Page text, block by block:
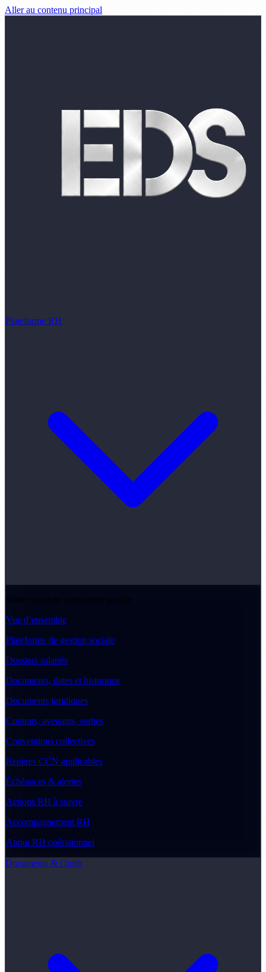
Aller au contenu principal
Plateforme RH
Votre co-pilote conformité sociale
Vue d’ensemble
Plateforme de gestion sociale
Dossiers salariés
Documents, dates et historique
Documents juridiques
Contrats, avenants, sorties
Conventions collectives
Repères CCN applicables
Échéances & alertes
Actions RH à suivre
Accompagnement RH
Appui RH opérationnel
Documents & Outils